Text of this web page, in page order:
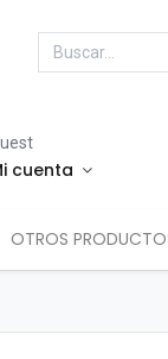
cuenta
OTROS